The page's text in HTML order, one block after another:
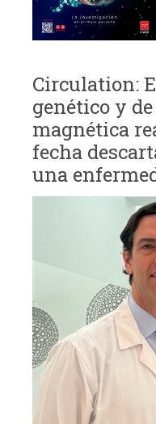
Circulation:
genético y
magnética
fecha
una